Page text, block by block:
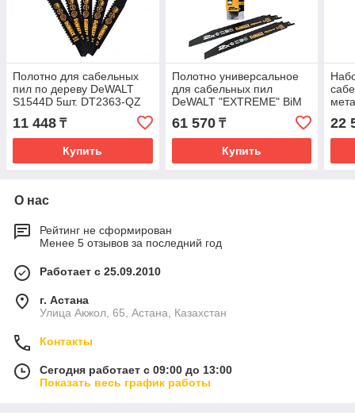
Полотно для сабельных
пил по дереву DeWALT
S1544D 5шт. DT2363-QZ
11 448 ₸
Купить
Полотно универсальное
для сабельных пил
DeWALT "EXTREME" BiM
2.5мм 228мм 25шт.
DT2492-QZ
61 570₸
Купить
22
О нас
Рейтинг не сформирован
Менее 5 отзывов за последний год
Работает с 25.09.2010
г. Астана
Улица Акжол, 65, Астана, Казахстан
Контакты
Сегодня работает с 09:00 до 13:00
Показать весь график работы